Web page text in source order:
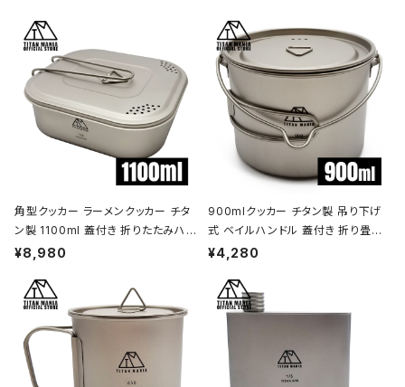
角型クッカー ラーメンクッカー チタ
ン製 1100ml 蓋付き 折りたたみハン
ドル付 超軽量 頑丈 直火OK 鍋 フラ
ンプ アウトドア キャンプ用品 収納袋
付き
¥8,980
900mlクッカー チタン製 吊り下げ
式 ベイルハンドル 蓋付き 折り畳み
ハンドル付き 超軽量 頑丈 直火OK
プ BBQ バーベキュー アウトドア キ
ャンプ用品 収納袋付き
¥4,280